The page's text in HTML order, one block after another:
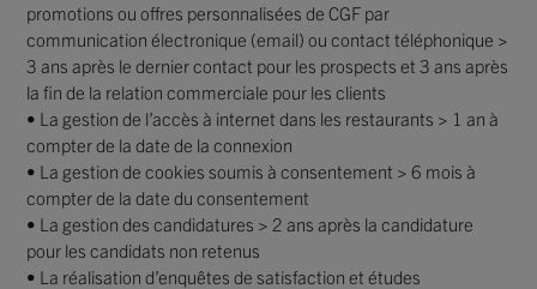
promotions ou offres personnalisées de CGF par
communication électronique (email) ou contact téléphonique >
3 ans après le dernier contact pour les prospects et 3 ans après
la fin de la relation commerciale pour les clients
• La gestion de l’accès à internet dans les restaurants > 1 an à
compter de la date de la connexion
• La gestion de cookies soumis à consentement > 6 mois à
compter de la date du consentement
• La gestion des candidatures > 2 ans après la candidature
pour les candidats non retenus
• La réalisation d’enquêtes de satisfaction et études